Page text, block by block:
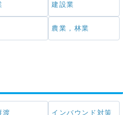
建設業
農業，林業
渡 インバウンド対策